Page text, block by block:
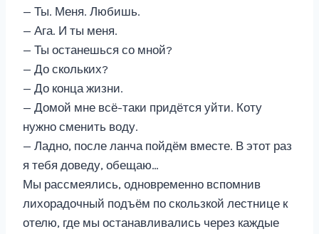
— Ты. Меня. Любишь.
— Ага. И ты меня.
— Ты останешься со мной?
— До скольких?
— До конца жизни.
— Домой мне всё-таки придётся уйти. Коту
нужно сменить воду.
— Ладно, после ланча пойдём вместе. В этот раз
я тебя доведу, обещаю…
Мы рассмеялись, одновременно вспомнив
лихорадочный подъём по скользкой лестнице к
отелю, где мы останавливались через каждые